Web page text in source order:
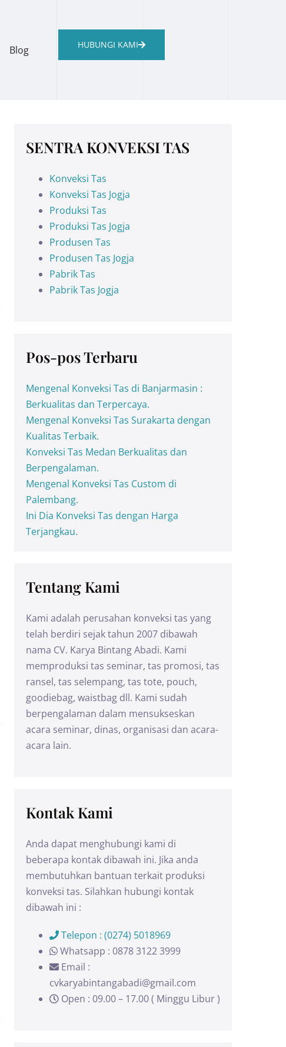
Blog HUBUNGI KAMI
SENTRA KONVEKSI TAS
Konveksi Tas
Konveksi Tas Jogja
Produksi Tas
Produksi Tas Jogja
Produsen Tas
Produsen Tas Jogja
Pabrik Tas
Pabrik Tas Jogja
Pos-pos Terbaru
Mengenal Konveksi Tas di Banjarmasin :
Berkualitas dan Terpercaya.
Mengenal Konveksi Tas Surakarta dengan
Kualitas Terbaik.
Konveksi Tas Medan Berkualitas dan
Berpengalaman.
Mengenal Konveksi Tas Custom di
Palembang.
Ini Dia Konveksi Tas dengan Harga
Terjangkau.
Tentang Kami
Kami adalah perusahan konveksi tas yang
telah berdiri sejak tahun 2007 dibawah
nama CV. Karya Bintang Abadi. Kami
memproduksi tas seminar, tas promosi, tas
ransel, tas selempang, tas tote, pouch,
goodiebag, waistbag dll. Kami sudah
berpengalaman dalam mensukseskan
acara seminar, dinas, organisasi dan acara-
acara lain.
Kontak Kami
Anda dapat menghubungi kami di
beberapa kontak dibawah ini. Jika anda
membutuhkan bantuan terkait produksi
konveksi tas. Silahkan hubungi kontak
dibawah ini :
Telepon : (0274) 5018969
Whatsapp : 0878 3122 3999
Email :
cvkaryabintangabadi@gmail.com
Open : 09.00 – 17.00 ( Minggu Libur )